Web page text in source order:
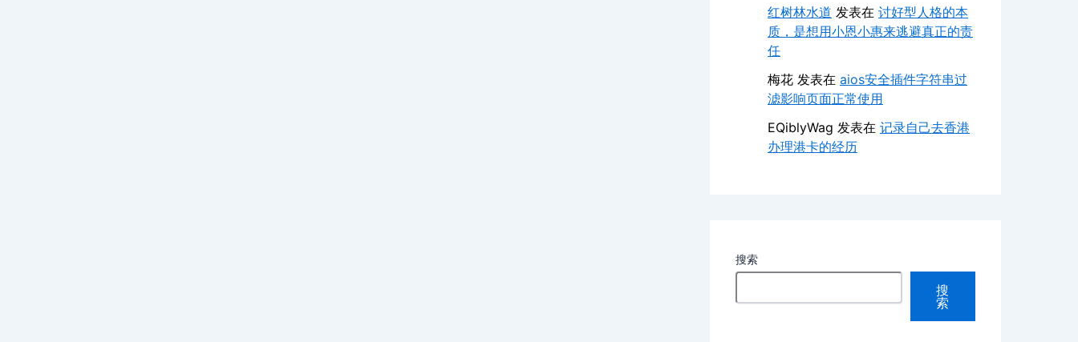
红树林水道 发表在 讨好型人格的本
质，是想用小恩小惠来逃避真正的责
任
梅花 发表在 aios安全插件字符串过
滤影响页面正常使用
EQiblyWag 发表在 记录自己去香港
办理港卡的经历
搜索
搜
索